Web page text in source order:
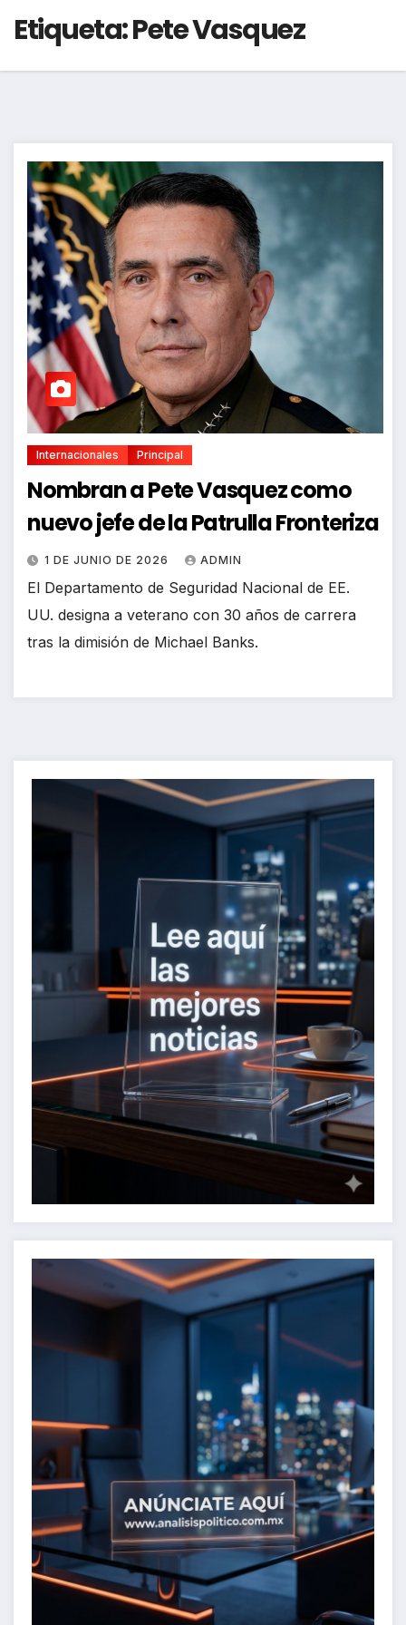
Etiqueta:Pete Vasquez
Internacionales Principal
Nombran a Pete Vasquez como
nuevo jefe de la Patrulla Fronteriza
1 DE JUNIO DE 2026 ADMIN
El Departamento de Seguridad Nacional de EE.
UU. designa a veterano con 30 años de carrera
tras la dimisión de Michael Banks.